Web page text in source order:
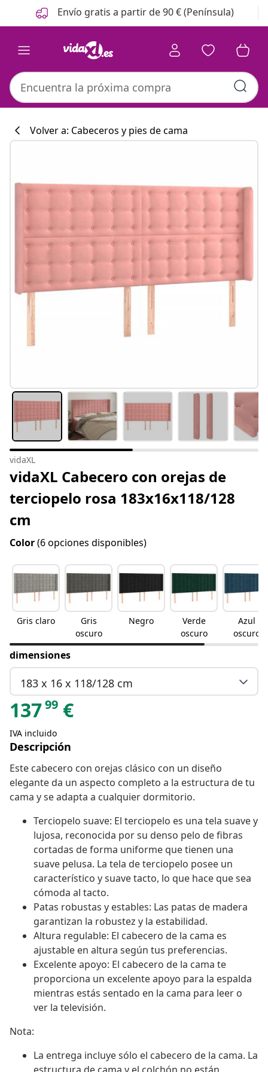
Anterior
Siguiente Envío gratis a partir de 90 € (Península)
#sharemevidaxl
Volver a: Cabeceros y pies de cama
vidaXL
vidaXL Cabecero con orejas de
terciopelo rosa 183x16x118/128
cm
Color(6 opciones disponibles)
Gris claro
Gris
oscuro
Negro
Verde
oscuro
Azul
oscuro
dimensiones
183 x 16 x 118/128 cm
13799 €
IVA incluido
Descripción
Este cabecero con orejas clásico con un diseño
elegante da un aspecto completo a la estructura de tu
cama y se adapta a cualquier dormitorio.
Terciopelo suave: El terciopelo es una tela suave y
lujosa, reconocida por su denso pelo de fibras
cortadas de forma uniforme que tienen una
suave pelusa. La tela de terciopelo posee un
característico y suave tacto, lo que hace que sea
cómoda al tacto.
Patas robustas y estables: Las patas de madera
garantizan la robustez y la estabilidad.
Altura regulable: El cabecero de la cama es
ajustable en altura según tus preferencias.
Excelente apoyo: El cabecero de la cama te
proporciona un excelente apoyo para la espalda
mientras estás sentado en la cama para leer o
ver la televisión.
Nota:
La entrega incluye sólo el cabecero de la cama. La